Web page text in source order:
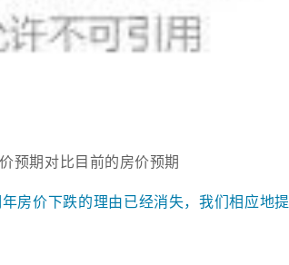
预期对比目前的房价预期
房价下跌的理由已经消失，我们相应地